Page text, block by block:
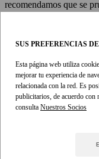
SUS PREFERENCIAS
Esta página web utiliza
mejorar tu experiencia de
relacionada con la red. Es
publicitarios, de acuerdo con
consulta
recomendamos que se
cuanto los reciba para
Ver Política de
Aparece en